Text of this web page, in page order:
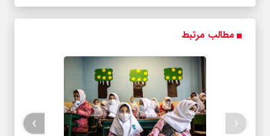
مطالب مرتبط
‹
›